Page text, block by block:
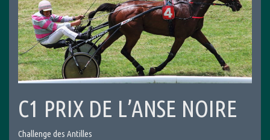
C1 PRIX DE L’ANSE NOIRE
Challenge des Antilles